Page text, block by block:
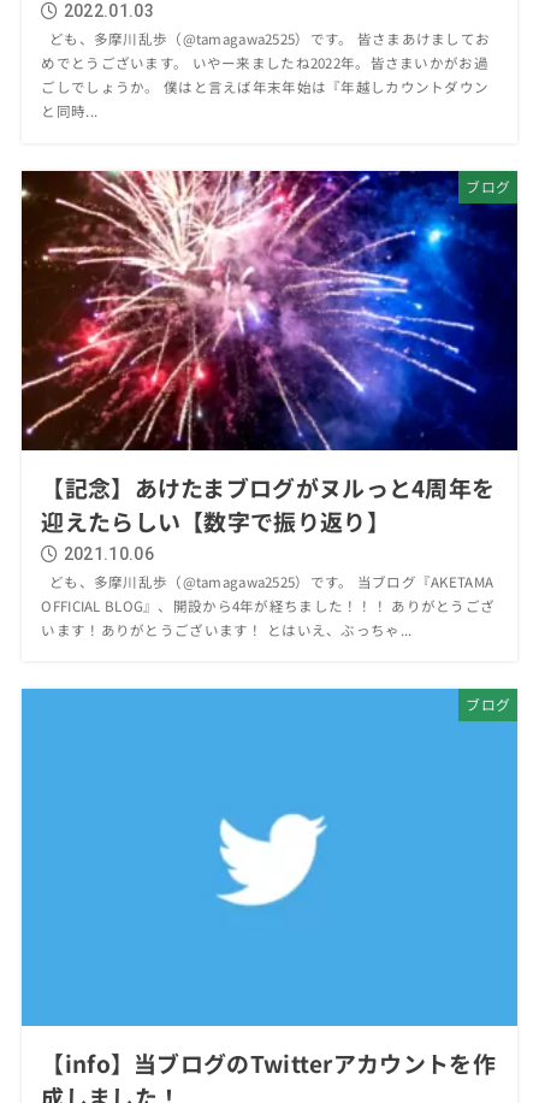
2022.01.03
ども、多摩川乱歩（@tamagawa2525）です。 皆さまあけましてお
めでとうございます。 いやー来ましたね2022年。皆さまいかがお過
ごしでしょうか。 僕はと言えば年末年始は『年越しカウントダウン
と同時...
ブログ
【記念】あけたまブログがヌルっと4周年を
迎えたらしい【数字で振り返り】
2021.10.06
ども、多摩川乱歩（@tamagawa2525）です。 当ブログ『AKETAMA
OFFICIAL BLOG』、開設から4年が経ちました！！！ ありがとうござ
います！ありがとうございます！ とはいえ、ぶっちゃ...
ブログ
【info】当ブログのTwitterアカウントを作
成しました！